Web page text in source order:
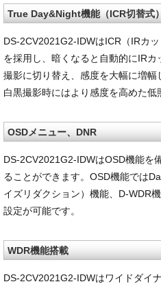
True Day&Night機能（ICR切替式
DS-2CV2021G2-IDWはICR（IRカ
を採用し、暗くなると自動的にIR
撮影に切り替え、感度を大幅に増幅
白黒撮影時にはより感度を高めた低
OSDメニュー、DNR
DS-2CV2021G2-IDWはOSD機能を
ることができます。OSD機能では
イズリダクション）機能、D-WDR
設定が可能です。
WDR機能搭載
DS-2CV2021G2-IDWはワイドダイ